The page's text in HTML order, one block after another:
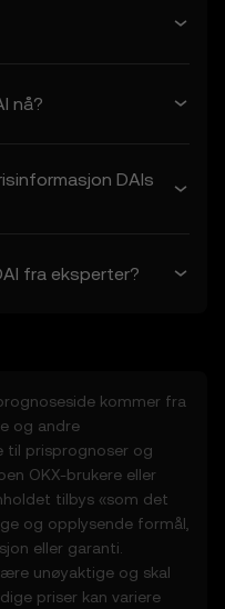
nå?
DAIs
fra eksperter?
kommer fra
og andre
til prisprognoser og
OKX-brukere eller
tilbys «som det
og opplysende formål,
eller garanti.
unøyaktige og skal
priser kan variere
fra og med «sist
for å
som definert i
leveres kun
de er», uten
kan inkludere
fra